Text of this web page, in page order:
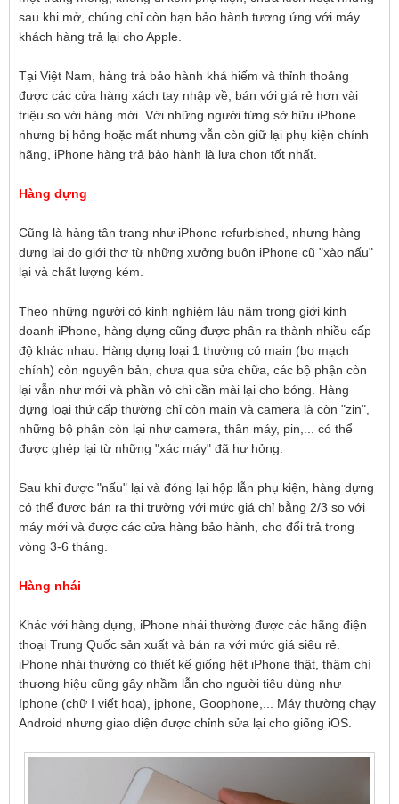
sau khi mở, chúng chỉ còn hạn bảo hành tương ứng với máy
khách hàng trả lại cho Apple.
Tại Việt Nam, hàng trả bảo hành khá hiếm và thỉnh thoảng
được các cửa hàng xách tay nhập về, bán với giá rẻ hơn vài
triệu so với hàng mới. Với những người từng sở hữu iPhone
nhưng bị hỏng hoặc mất nhưng vẫn còn giữ lại phụ kiện chính
hãng, iPhone hàng trả bảo hành là lựa chọn tốt nhất.
Hàng dựng
Cũng là hàng tân trang như iPhone refurbished, nhưng hàng
dựng lại do giới thợ từ những xưởng buôn iPhone cũ "xào nấu"
lại và chất lượng kém.
Theo những người có kinh nghiệm lâu năm trong giới kinh
doanh iPhone, hàng dựng cũng được phân ra thành nhiều cấp
độ khác nhau. Hàng dựng loại 1 thường có main (bo mạch
chính) còn nguyên bản, chưa qua sửa chữa, các bộ phận còn
lại vẫn như mới và phần vỏ chỉ cần mài lại cho bóng. Hàng
dựng loại thứ cấp thường chỉ còn main và camera là còn "zin",
những bộ phận còn lại như camera, thân máy, pin,... có thể
được ghép lại từ những "xác máy" đã hư hỏng.
Sau khi được "nấu" lại và đóng lại hộp lẫn phụ kiện, hàng dựng
có thể được bán ra thị trường với mức giá chỉ bằng 2/3 so với
máy mới và được các cửa hàng bảo hành, cho đổi trả trong
vòng 3-6 tháng.
Hàng nhái
Khác với hàng dựng, iPhone nhái thường được các hãng điện
thoại Trung Quốc sản xuất và bán ra với mức giá siêu rẻ.
iPhone nhái thường có thiết kế giống hệt iPhone thật, thậm chí
thương hiệu cũng gây nhầm lẫn cho người tiêu dùng như
Iphone (chữ I viết hoa), jphone, Goophone,... Máy thường chạy
Android nhưng giao diện được chỉnh sửa lại cho giống iOS.